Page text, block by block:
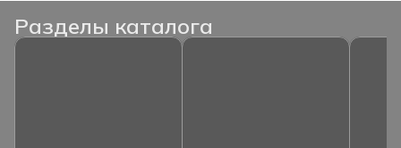
Разделы каталога